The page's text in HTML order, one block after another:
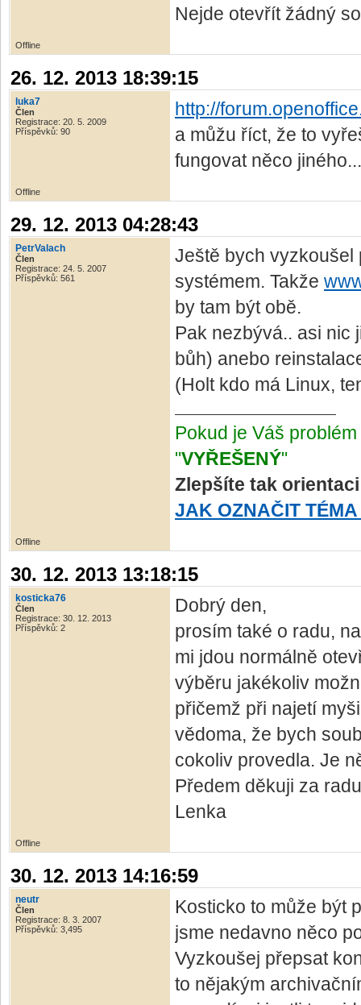
Nejde otevřít žádný
Offline
26. 12. 2013 18:39:15
luka7
Člen
Registrace: 20. 5. 2009
Příspěvků: 90
http://
a můžu říct, že to
fungovat něco jiného...
Offline
29. 12. 2013 04:28:43
PetrValach
Člen
Registrace: 24. 5. 2007
Příspěvků: 561
Ještě bych vyzkoušel
systémem. Takže
by tam být obě.
Pak nezbývá.. asi nic
bůh) anebo
(Holt kdo má Linux,
Pokud je Váš
"VYŘEŠENÝ"
Zlepšíte tak
JAK OZNAČIT TÉMA
Offline
30. 12. 2013 13:18:15
kosticka76
Člen
Registrace: 30. 12. 2013
Příspěvků: 2
Dobrý den,
prosím také o radu,
mi jdou normálně
výběru jakékoliv
přičemž při najetí
vědoma, že bych
cokoliv provedla. Je
Předem děkuji za
Lenka
Offline
30. 12. 2013 14:16:59
neutr
Člen
Registrace: 8. 3. 2007
Příspěvků: 3,495
Kosticko to může být
jsme nedavno něco
Vyzkoušej přepsat
to nějakým